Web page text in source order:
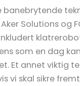
banebrytende
Solutions og
som en dag
Et annet viktig
vi skal sikre